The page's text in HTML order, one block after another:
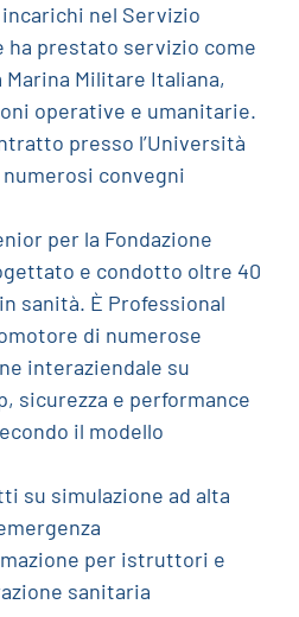
incarichi nel Servizio
ha prestato servizio come
Militare Italiana,
operative e umanitarie.
presso l’Università
convegni
per la Fondazione
e condotto oltre 40
sanità. È Professional
di numerose
interaziendale su
sicurezza e performance
il modello
su simulazione ad alta
per istruttori e
sanitaria